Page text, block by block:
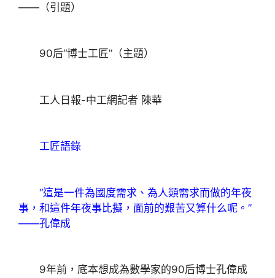
——（引題）
90后“博士工匠”（主題）
工人日報-中工網記者 陳華
工匠語錄
“這是一件為國度需求、為人類需求而做的年夜
事，和這件年夜事比擬，面前的艱苦又算什么呢。”
——孔偉成
9年前，底本想成為數學家的90后博士孔偉成